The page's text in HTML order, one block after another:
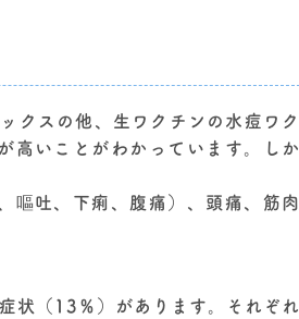
クスの他、生ワクチンの水痘ワク
高いことがわかっています。しか
嘔吐、下痢、腹痛）、頭痛、筋肉
状（13％）があります。それぞれ